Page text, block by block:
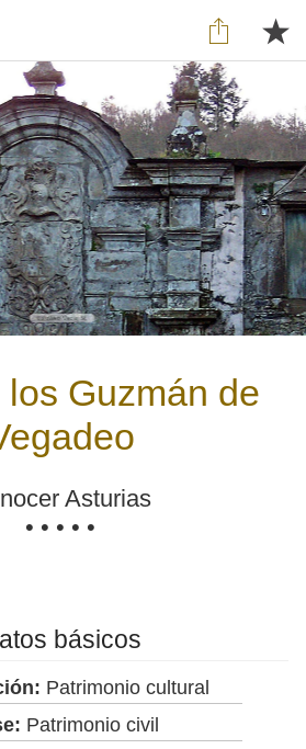
Guzmán de
Asturias
• • • • •
básicos
Patrimonio cultural
Patrimonio civil